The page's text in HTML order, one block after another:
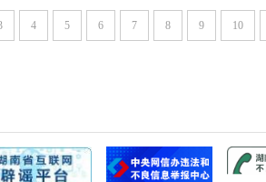
4 5 6 7 8 9 10